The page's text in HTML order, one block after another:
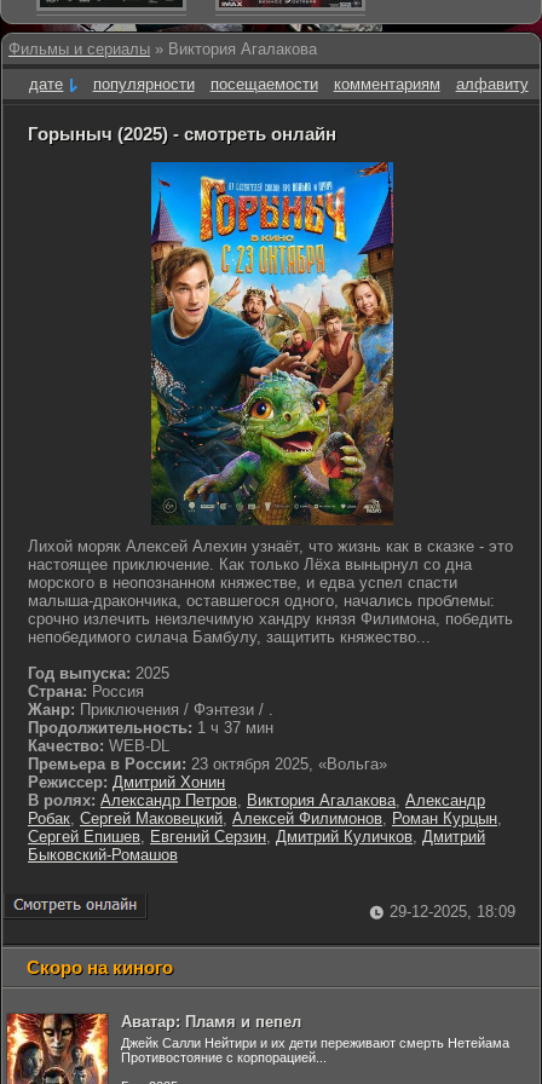
Фильмы и сериалы » Виктория Агалакова
дате
популярности посещаемости комментариям алфавиту
Горыныч (2025) - смотреть онлайн
Лихой моряк Алексей Алехин узнаёт, что жизнь как в сказке - это
настоящее приключение. Как только Лёха вынырнул со дна
морского в неопознанном княжестве, и едва успел спасти
малыша-дракончика, оставшегося одного, начались проблемы:
срочно излечить неизлечимую хандру князя Филимона, победить
непобедимого силача Бамбулу, защитить княжество...
Год выпуска: 2025
Страна: Россия
Жанр: Приключения / Фэнтези / .
Продолжительность: 1 ч 37 мин
Качество: WEB-DL
Премьера в России: 23 октября 2025, «Вольга»
Режиссер: Дмитрий Хонин
В ролях: Александр Петров, Виктория Агалакова, Александр
Робак, Сергей Маковецкий, Алексей Филимонов, Роман Курцын,
Сергей Епишев, Евгений Серзин, Дмитрий Куличков, Дмитрий
Быковский-Ромашов
29-12-2025, 18:09
Скоро на киного
Аватар: Пламя и пепел
Джейк Салли Нейтири и их дети переживают смерть Нетейама
Противостояние с корпорацией...